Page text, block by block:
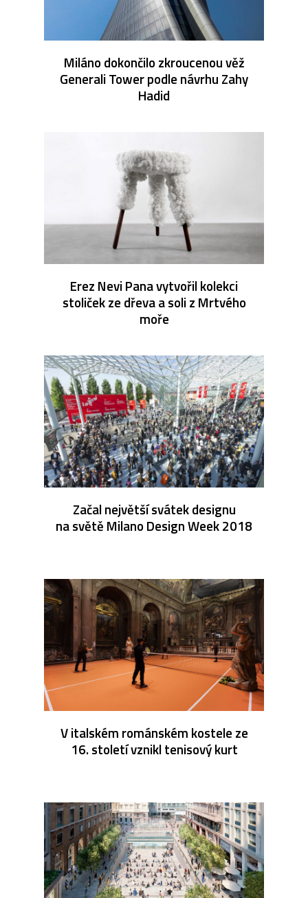
Miláno dokončilo zkroucenou věž
Generali Tower podle návrhu Zahy
Hadid
Erez Nevi Pana vytvořil kolekci
stoliček ze dřeva a soli z Mrtvého
moře
Začal největší svátek designu
na světě Milano Design Week 2018
V italském románském kostele ze
16. století vznikl tenisový kurt